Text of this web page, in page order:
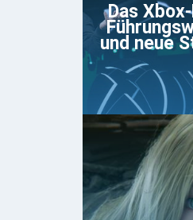
Das
und neue